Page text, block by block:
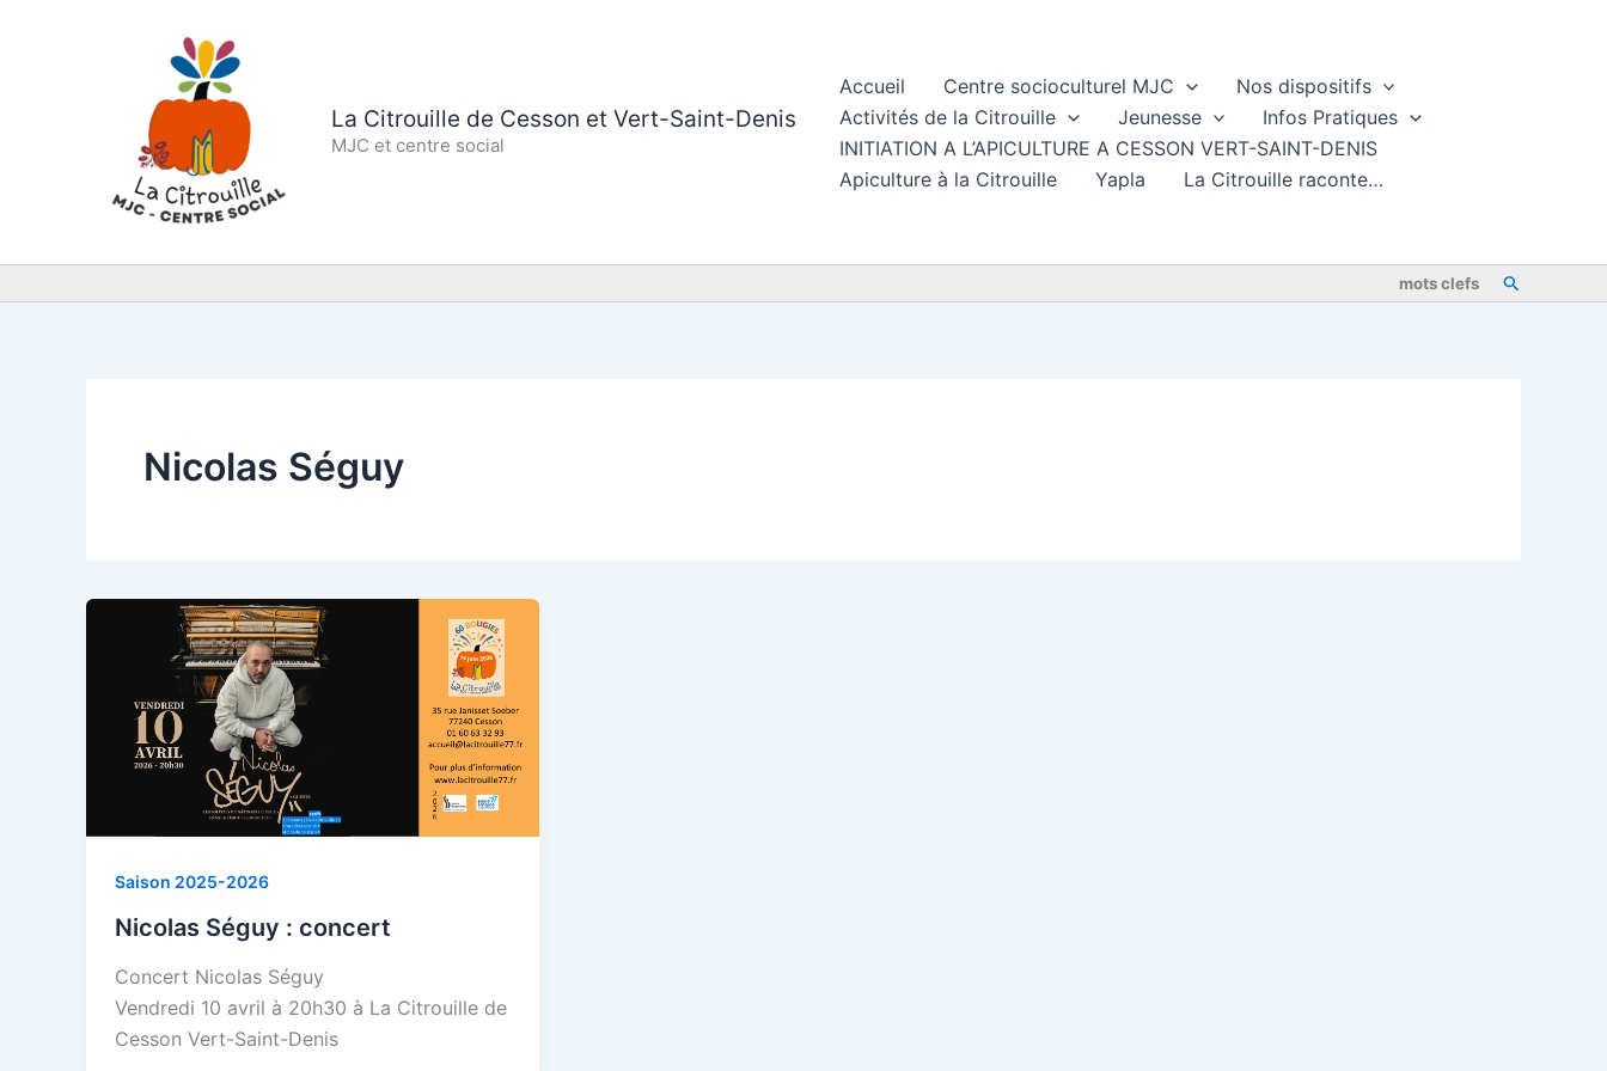
La Citrouille de Cesson et Vert-Saint-Denis
MJC et centre social
Accueil Centre socioculturel MJC
Nos dispositifs
Activités de la Citrouille
Jeunesse
Infos Pratiques
INITIATION A L’APICULTURE A CESSON VERT-SAINT-DENIS
Apiculture à la Citrouille
Yapla La Citrouille raconte…
mots clefs Rechercher
Nicolas Séguy
Saison 2025-2026
Nicolas Séguy : concert
Concert Nicolas Séguy
Vendredi 10 avril à 20h30 à La Citrouille de
Cesson Vert-Saint-Denis